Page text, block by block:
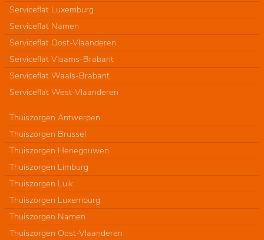
Serviceflat Luxemburg
Serviceflat Namen
Serviceflat Oost-Vlaanderen
Serviceflat Vlaams-Brabant
Serviceflat Waals-Brabant
Serviceflat West-Vlaanderen
Thuiszorgen Antwerpen
Thuiszorgen Brussel
Thuiszorgen Henegouwen
Thuiszorgen Limburg
Thuiszorgen Luik
Thuiszorgen Luxemburg
Thuiszorgen Namen
Thuiszorgen Oost-Vlaanderen